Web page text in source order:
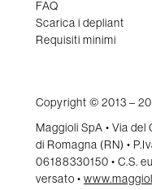
FAQ
Scarica i depliant
Requisiti minimi
Copyright © 2013 –
Maggioli SpA • Via
di Romagna (RN) •
06188330150 • C.S.
versato •